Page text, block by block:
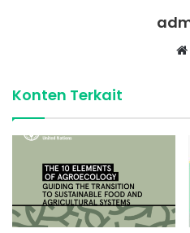
Konten Terkait